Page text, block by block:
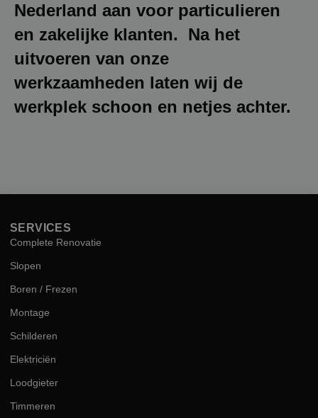
Nederland aan voor particulieren
en zakelijke klanten. Na het
uitvoeren van onze
werkzaamheden laten wij de
werkplek schoon en netjes achter.
SERVICES
Complete Renovatie
Slopen
Boren / Frezen
Montage
Schilderen
Elektriciën
Loodgieter
Timmeren